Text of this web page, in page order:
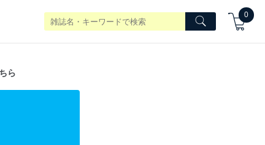
0
ら